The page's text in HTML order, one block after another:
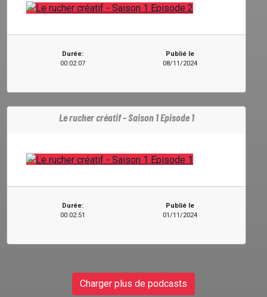
Durée:
00:02:07
Publié le
08/11/2024
Le rucher créatif - Saison 1 Episode 1
Durée:
00:02:51
Publié le
01/11/2024
Charger plus de podcasts